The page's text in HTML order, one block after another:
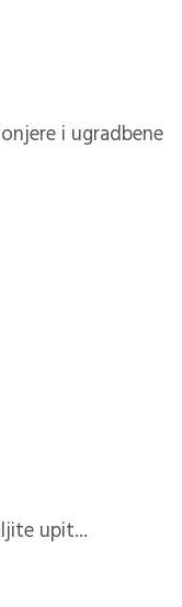
KM.
i ugradbene
upit...